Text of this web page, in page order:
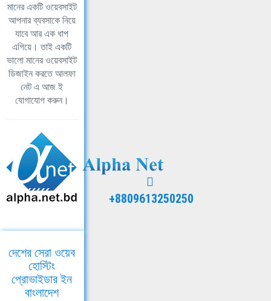
মানের একটি ওয়েবসাইট
আপনার ব্যবসাকে নিয়ে
যাবে আর এক ধাপ
এগিয়ে। তাই একটি
ভালো মানের ওয়েবসাইট
ডিজাইন করতে আলফা
নেট এ আজ ই
যোগাযোগ করুন।
+8809613250250
দেশের সেরা ওয়েব
হোস্টিং
প্রোভাইডার ইন
বাংলাদেশ